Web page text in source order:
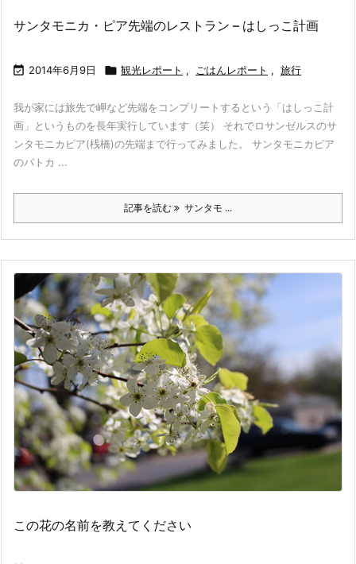
サンタモニカ・ピア先端のレストラン – はしっこ計画
 2014年6月9日  観光レポート , ごはんレポート , 旅行
我が家には旅先で岬など先端をコンプリートするという「はしっこ計
画」というものを長年実行しています（笑） それでロサンゼルスのサ
ンタモニカピア(桟橋)の先端まで行ってみました。 サンタモニカピア
のパトカ ...
記事を読む サンタモ ...
この花の名前を教えてください